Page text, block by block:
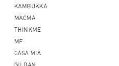
KAMBUKKA
MACMA
THINKME
MF
CASA MIA